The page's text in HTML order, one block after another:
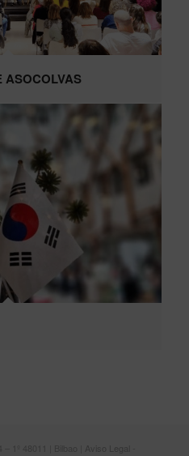
ASOCOLVAS
Aviso Legal